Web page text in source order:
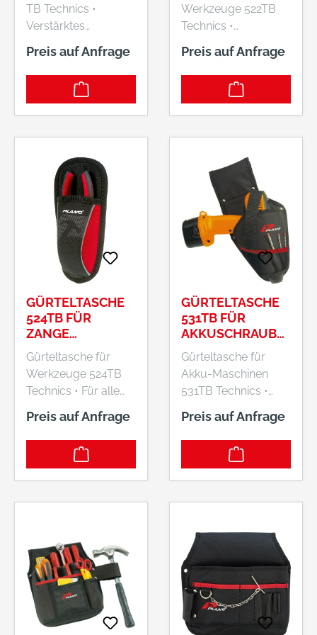
TB Technics •
Verstärktes
mit
Kunststoffschnellver
schluss, verstellbar •
Gürtelschlaufe
Hersteller: Plano
GmbH, Ernst-Befort-
Strasse 12, 35578
Wetzlar, DE, +49
6441 97650,
shop@plano-em.de
Preis auf Anfrage
PLANO
Werkzeuge 522TB
Technics •
Polyester • Mit
breitem
Klettverschluss,
1 Karabinerhaken
Lieferung: Ohne
Plano GmbH, Ernst-
Befort-Strasse 12,
35578 Wetzlar, DE,
+49 6441 97650,
shop@plano-em.de
Preis auf Anfrage
GÜRTELTASCHE
524TB FÜR
ZANGE
220X100X40MM
PLANO
Gürteltasche für
Werkzeuge 524TB
Technics • Für alle
Messer und Scheren
• Metallclip für jeden
Gürteltyp Lieferung:
Wetzlar, DE, +49
6441 97650,
shop@plano-em.de
Preis auf Anfrage
GÜRTELTASCHE
531TB FÜR
AKKUSCHRAUBE
R 260X250X23MM
PLANO
Gürteltasche für
Akku-Maschinen
531TB Technics •
Polyester • Mit
integrierter
Gürtelschlaufe • 1
Plano GmbH, Ernst-
Befort-Strasse 12,
35578 Wetzlar, DE,
+49 6441 97650,
shop@plano-em.de
Preis auf Anfrage